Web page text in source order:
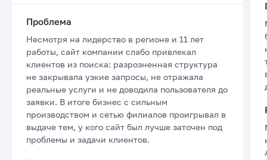
Проблема
Несмотря на лидерство в регионе и 11 лет
работы, сайт компании слабо привлекал
клиентов из поиска: разрозненная структура
не закрывала узкие запросы, не отражала
реальные услуги и не доводила пользователя до
заявки. В итоге бизнес с сильным
производством и сетью филиалов проигрывал в
выдаче тем, у кого сайт был лучше заточен под
проблемы и задачи клиентов.